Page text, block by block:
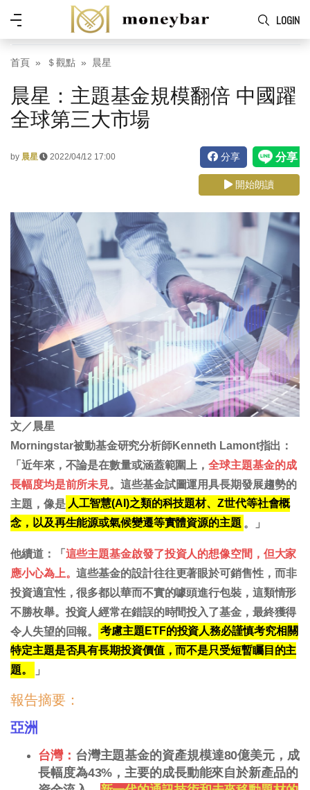
Skip to main content
LOGIN
功
能
表
首頁 ＄觀點 晨星
晨星：主題基金規模翻倍 中國躍
全球第三大市場
by 晨星 2022/04/12 17:00 分享
開始朗讀
文／晨星
Morningstar被動基金研究分析師Kenneth Lamont指出：
「近年來，不論是在數量或涵蓋範圍上，全球主題基金的成
長幅度均是前所未見。這些基金試圖運用具長期發展趨勢的
主題，像是 人工智慧(AI)之類的科技題材、Z世代等社會概
念，以及再生能源或氣候變遷等實體資源的主題 。」
他續道：「 這些主題基金啟發了投資人的想像空間，但大家
應小心為上。這些基金的設計往往更著眼於可銷售性，而非
投資適宜性，很多都以華而不實的噱頭進行包裝，這類情形
不勝枚舉。投資人經常在錯誤的時間投入了基金，最終獲得
令人失望的回報。
考慮主題ETF的投資人務必謹慎考究相關
特定主題是否具有長期投資價值，而不是只受短暫矚目的主
題。
」
報告摘要：
亞洲
台灣： 台灣主題基金的資產規模達80億美元，成
長幅度為43%，主要的成長動能來自於新產品的